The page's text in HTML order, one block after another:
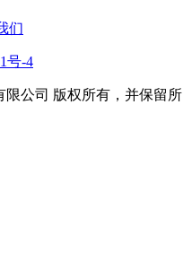
们
号-4
限公司 版权所有，并保留所